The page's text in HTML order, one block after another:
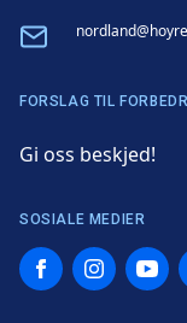
Email
FORSLAG TIL
Gi oss beskjed!
SOSIALE MEDIER
FacebookInstagram